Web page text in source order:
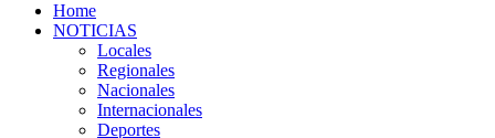
Home
NOTICIAS
Locales
Regionales
Nacionales
Internacionales
Deportes